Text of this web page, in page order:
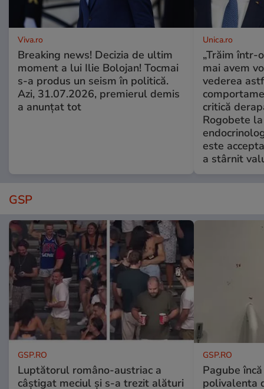
Viva.ro
Breaking news! Decizia de ultim
moment a lui Ilie Bolojan! Tocmai
s-a produs un seism în politică.
Azi, 31.07.2026, premierul demis
a anunțat tot
Unica.ro
„Trăim într-
mai avem
vederea
critică
Rogobete
este
a stârnit
GSP
GSP.RO
Luptătorul româno-austriac a
câștigat meciul și s-a trezit alături
GSP.RO
Pagube
polivalenta